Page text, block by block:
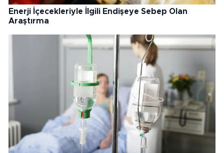
Enerji İçecekleriyle İlgili Endişeye Sebep Olan
Araştırma